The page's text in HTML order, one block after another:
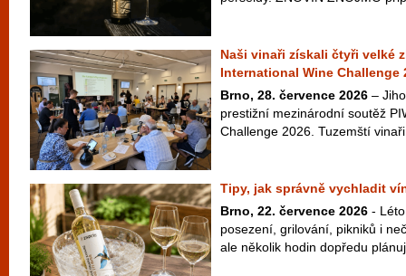
Naši vinaři získali čtyři velké
International Wine Challenge
Brno, 28. července 2026 –
prestižní mezinárodní soutěž
Challenge 2026. Tuzemští
Tipy, jak správně vychladit
Brno, 22. července 2026 -
posezení, grilování, pikniků i
ale několik hodin dopředu